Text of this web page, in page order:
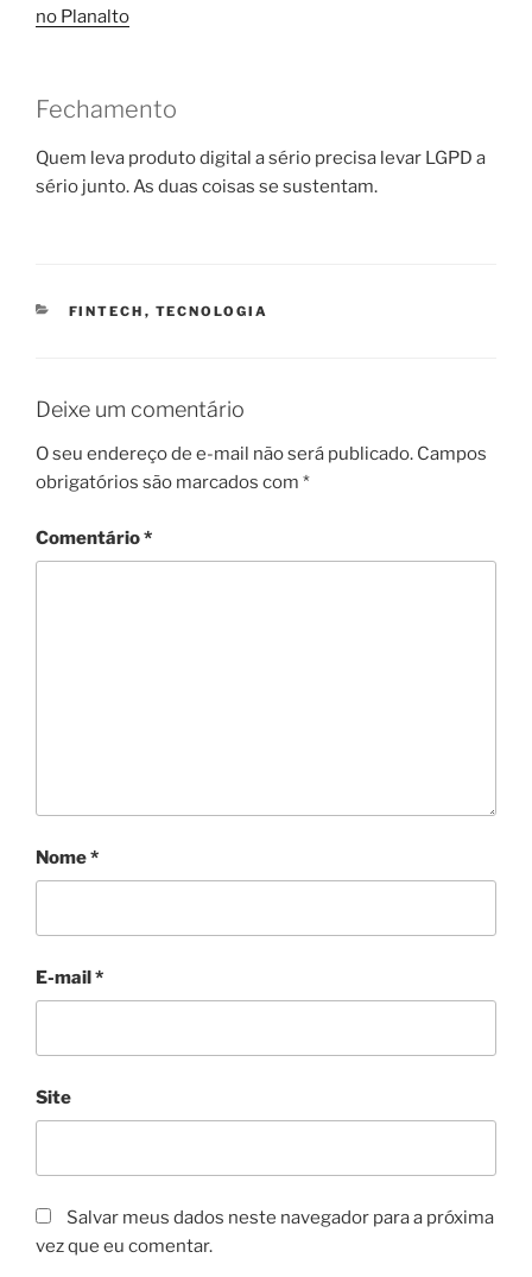
no Planalto
Fechamento
Quem leva produto digital a sério precisa levar LGPD a
sério junto. As duas coisas se sustentam.
CATEGORIAS
FINTECH , TECNOLOGIA
Deixe um comentário
O seu endereço de e-mail não será publicado. Campos
obrigatórios são marcados com *
Comentário*
Nome*
E-mail*
Site
Salvar meus dados neste navegador para a próxima
vez que eu comentar.